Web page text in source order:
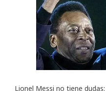
Lionel Messi no tiene